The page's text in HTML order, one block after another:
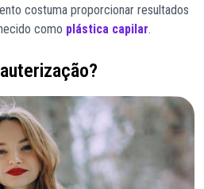
costuma proporcionar resultados
como plástica capilar.